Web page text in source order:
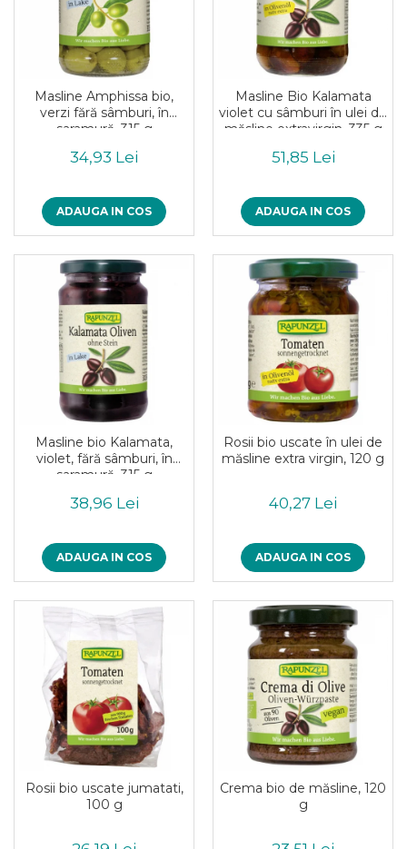
Masline Amphissa bio,
verzi fără sâmburi, în
saramură, 315 g
34,93 Lei
ADAUGA IN COS
Masline Bio Kalamata
violet cu sâmburi în ulei de
măsline extravirgin, 335 g
51,85 Lei
ADAUGA IN COS
Masline bio Kalamata,
violet, fără sâmburi, în
saramură, 315 g
38,96 Lei
ADAUGA IN COS
Rosii bio uscate în ulei de
măsline extra virgin, 120 g
40,27 Lei
ADAUGA IN COS
Rosii bio uscate jumatati,
100 g
Crema bio de măsline, 120
g